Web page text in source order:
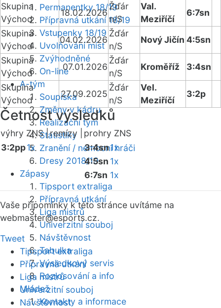
Permanentky 18/19
Přípravná utkání 18/19
Vstupenky 18/19
Uvolňování míst
Zvýhodněné
On-line
A-tým
Soupiska
Změny v kádru
Realizační tým
Statistiky
Zranění / nemocní hráči
Dresy 2018/19
Zápasy
Tipsport extraliga
Přípravná utkání
Liga mistrů
Univerzitní souboj
Návštěvnost
Tabulka
Výsledkový servis
Rozlosování a info
Mládež
Kontakty a informace
Skupina
Východ
18.02.2026
Žďár
n/S
Val.
Meziříčí
6:7sn
Skupina
Východ
04.02.2026
Žďár
n/S
Nový Jičín 4:5sn
Skupina
Východ
07.01.2026
Žďár
n/S
Kroměříž
3:4sn
Skupina
Východ
27.09.2025
Žďár
n/S
Vel.
Meziříčí
3:2p
Četnost výsledků
výhry ZNS |remízy |
prohry ZNS
3:2pp1x 3:4sn1x
4:5sn 1x
6:7sn 1x
Vaše připomínky k této stránce uvítáme na
webmaster@esports.cz.
Tweet
Tipsport extraliga
Přípravná utkání
Liga mistrů
Univerzitní souboj
Návštěvnost